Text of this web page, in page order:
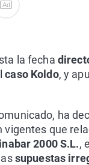
Ad
la fecha
caso Koldo, y
ha
que
2000 S.L.,
supuestas